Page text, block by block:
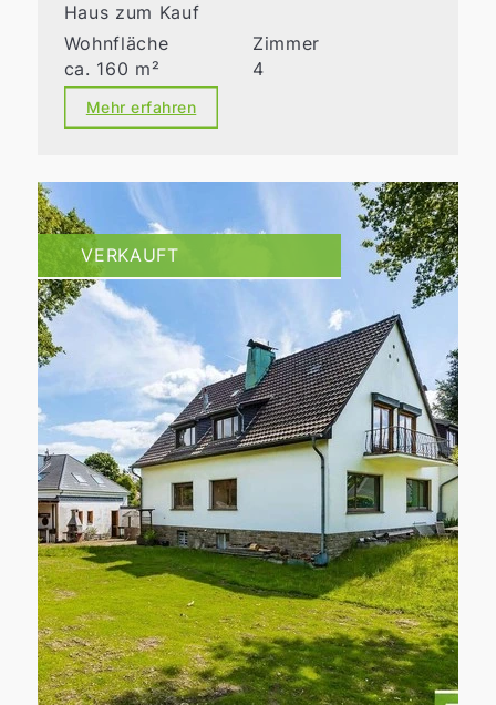
Haus zum Kauf
Wohnfläche
ca. 160 m²
Zimmer
4
Mehr erfahren
VERKAUFT